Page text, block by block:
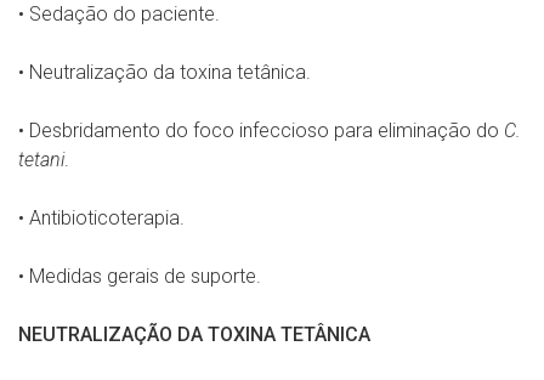
• Sedação do paciente.
• Neutralização da toxina tetânica.
• Desbridamento do foco infeccioso para eliminação do C.
tetani.
• Antibioticoterapia.
• Medidas gerais de suporte.
NEUTRALIZAÇÃO DA TOXINA TETÂNICA